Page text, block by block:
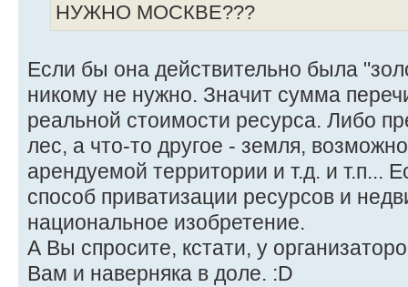
НУЖНО МОСКВЕ???
Если бы она действительно была
никому не нужно. Значит сумма
реальной стоимости ресурса. Либо
лес, а что-то другое - земля,
арендуемой территории и т.д. и т.п...
способ приватизации ресурсов и
национальное изобретение.
А Вы спросите, кстати, у
Вам и наверняка в доле. :D